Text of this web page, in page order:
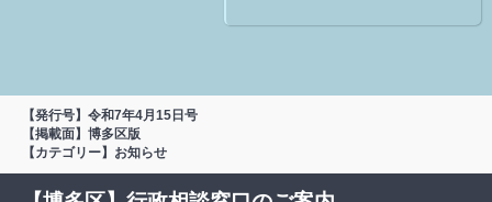
【発行号】令和7年4月15日号
【掲載面】博多区版
【カテゴリー】お知らせ